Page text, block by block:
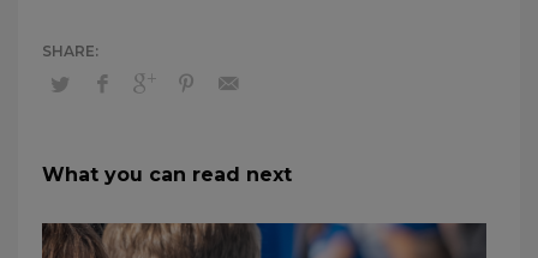
What you can read next